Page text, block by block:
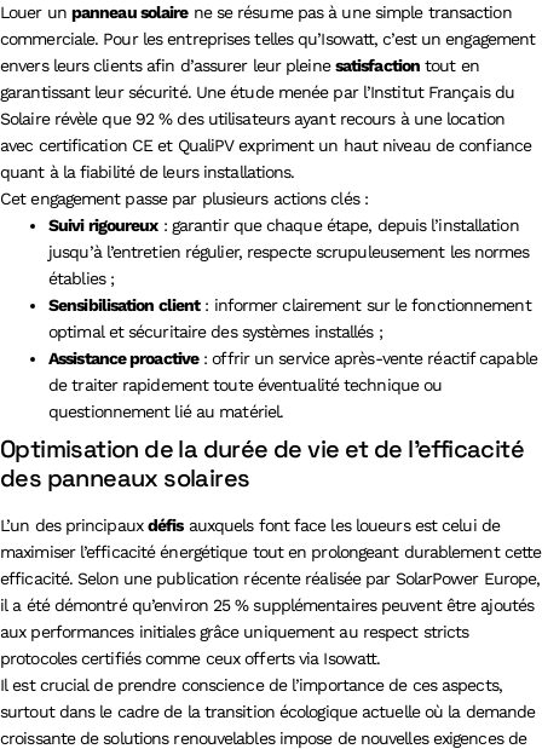
Louer un panneau solairene se résume pas à une simple transaction
commerciale. Pour les entreprises telles qu’Isowatt, c’est un engagement
envers leurs clients afin d’assurer leur pleinesatisfaction tout en
garantissant leur sécurité. Une étude menée par l’Institut Français du
Solaire révèle que 92 % des utilisateurs ayant recours à une location
avec certification CE et QualiPV expriment un haut niveau de confiance
quant à la fiabilité de leurs installations.
Cet engagement passe par plusieurs actions clés :
Suivi rigoureux: garantir que chaque étape, depuis l’installation
jusqu’à l’entretien régulier, respecte scrupuleusement les normes
établies ;
Sensibilisation client: informer clairement sur le fonctionnement
optimal et sécuritaire des systèmes installés ;
Assistance proactive: offrir un service après-vente réactif capable
de traiter rapidement toute éventualité technique ou
questionnement lié au matériel.
Optimisation de la durée de vie et de l’efficacité
des panneaux solaires
L’un des principauxdéfisauxquels font face les loueurs est celui de
maximiser l’efficacité énergétique tout en prolongeant durablement cette
efficacité. Selon une publication récente réalisée par SolarPower Europe,
il a été démontré qu’environ 25 % supplémentaires peuvent être ajoutés
aux performances initiales grâce uniquement au respect stricts
protocoles certifiés comme ceux offerts via Isowatt.
Il est crucial de prendre conscience de l’importance de ces aspects,
surtout dans le cadre de la transition écologique actuelle où la demande
croissante de solutions renouvelables impose de nouvelles exigences de